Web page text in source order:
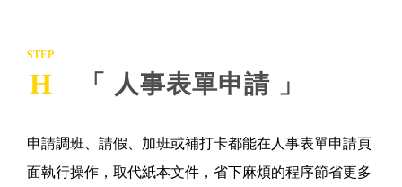
STEP
H 「 人事表單申請 」
申請調班、請假、加班或補打卡都能在人事表單申請頁
面執行操作，取代紙本文件，省下麻煩的程序節省更多